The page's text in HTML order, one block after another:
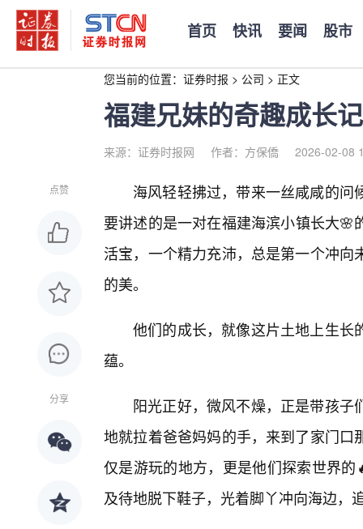
首页 快讯 要闻 股市
您当前的位置： 证券时报 > 公司 > 正文
福建兄妹的奇趣成长
来源：证券时报网 作者：方保僑 2026-02-08
点赞
分享
海风轻轻拂过，带来一丝咸咸的
要讲述的是一对在福建海滨小镇长大
活宝，一个精力充沛，总是第一个冲
的美。
他们的成长，就像这片土地上生长
蕴。
阳光正好，微风不燥，正是带孩
地就拉着爸爸妈妈的手，来到了家门
仅是游玩的地方，更是他们探索世界
及待地脱下鞋子，光着脚丫冲向海边，